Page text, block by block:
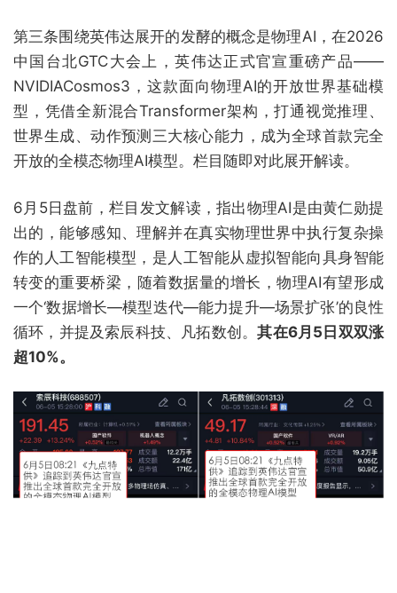
第三条围绕英伟达展开的发酵的概念是物理AI，在2026
中国台北GTC大会上，英伟达正式官宣重磅产品——
NVIDIACosmos3，这款面向物理AI的开放世界基础模
型，凭借全新混合Transformer架构，打通视觉推理、
世界生成、动作预测三大核心能力，成为全球首款完全
开放的全模态物理AI模型。栏目随即对此展开解读。
6月5日盘前，栏目发文解读，指出物理AI是由黄仁勋提
出的，能够感知、理解并在真实物理世界中执行复杂操
作的人工智能模型，是人工智能从虚拟智能向具身智能
转变的重要桥梁，随着数据量的增长，物理AI有望形成
一个‘数据增长—模型迭代—能力提升—场景扩张’的良性
循环，并提及索辰科技、凡拓数创。其在6月5日双双涨
超10%。